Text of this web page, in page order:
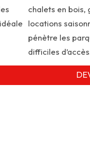
chalets en bois,
locations
pénètre les
difficiles